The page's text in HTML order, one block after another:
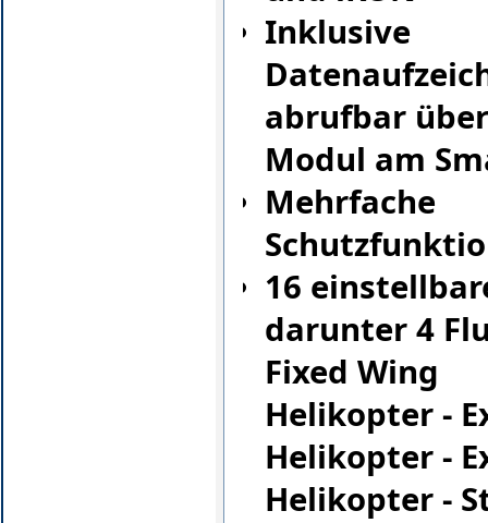
Inklusive
abrufbar
Modul am
Mehrfache
16
darunter 4
Fixed Wing
Helikopter -
Helikopter -
Helikopter -